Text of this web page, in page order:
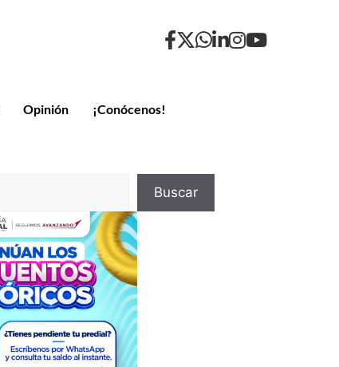
Opinión ¡Conócenos!
Buscar